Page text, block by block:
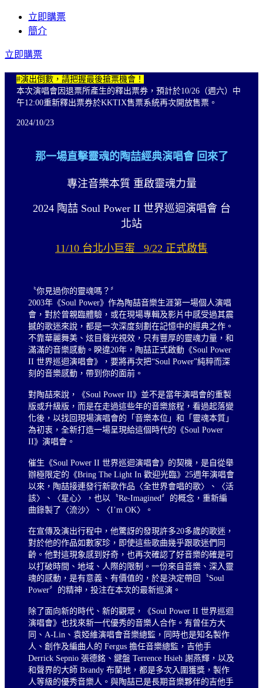
立即購票
簡介
立即購票
#演出倒數，請把握最後搶票機會！
本次演唱會因退票所產生的釋出票券，預計於10/26（週六）中
午12:00重新釋出票券於KKTIX售票系統再次開放售票。
2024/10/23
那一場直擊靈魂的陶喆經典演唱會 回來了
專注音樂本質 重啟靈魂力量
2024 陶喆 Soul Power II 世界巡迴演唱會 台
北站
11/10 台北小巨蛋 9/22 正式啟售
〝你見過你的靈魂嗎？〞
2003年《Soul Power》作為陶喆音樂生涯第一場個人演唱
會，對於曾親臨體驗，或在現場專輯及影片中感受過其震
撼的歌迷來說，都是一次深度刻劃在記憶中的經典之作。
不靠華麗舞美、炫目聲光視效，只有豐厚的靈魂力量，和
滿滿的音樂感動。睽違20年，陶喆正式啟動《Soul Power
II 世界巡迴演唱會》，要將再次把“Soul Power”純粹而深
刻的音樂感動，帶到你的面前。
對陶喆來說，《Soul Power II》並不是當年演唱會的重製
版或升級版，而是在走過這些年的音樂旅程，看過起落變
化後，以找回現場演唱會的「音樂本位」和「靈魂本質」
為初衷，全新打造一場呈現給這個時代的《Soul Power
II》演唱會。
催生《Soul Power II 世界巡迴演唱會》的契機，是自從舉
辦極限定的《Bring The Light In 歡迎光臨》25週年演唱會
以來，陶喆接連發行新歌作品〈全世界會唱的歌〉、〈活
該〉、〈星心〉，也以〝Re-Imagined〞的概念，重新編
曲錄製了〈流沙〉、〈I’m OK〉。
在宣傳及演出行程中，他驚訝的發現許多20多歲的歌迷，
對於他的作品如數家珍，即使這些歌曲幾乎跟歌迷們同
齡。他對這現象感到好奇，也再次確認了好音樂的確是可
以打破時間、地域、人際的限制。一份來自音樂、深入靈
魂的感動，是有意義、有價值的，於是決定帶回〝Soul
Power〞的精神，投注在本次的最新巡演。
除了面向新的時代、新的觀眾，《Soul Power II 世界巡迴
演唱會》也找來新一代優秀的音樂人合作。有曾任方大
同、A-Lin、袁婭維演唱會音樂總監，同時也是知名製作
人、創作及編曲人的 Fergus 擔任音樂總監，吉他手
Derrick Sepnio 張德銘、鍵盤 Terrence Hsieh 謝燕輝，以及
和聲界的大師 Brandy 布蘭地，都是多次入圍獲獎，製作
人等級的優秀音樂人。與陶喆已是長期音樂夥伴的吉他手